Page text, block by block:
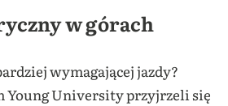
w górach
wymagającej jazdy?
Young University przyjrzeli się